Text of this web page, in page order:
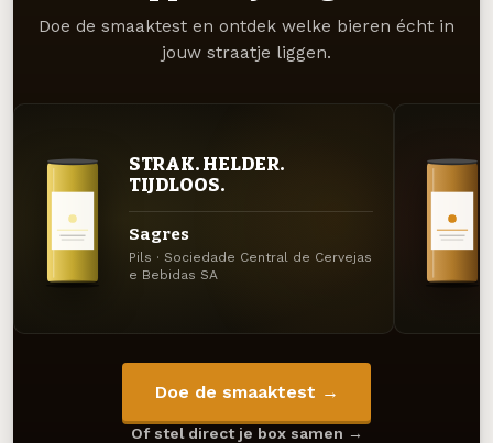
Doe de smaaktest en ontdek welke bieren écht in
jouw straatje liggen.
STRAK. HELDER.
TIJDLOOS.
Sagres
Pils · Sociedade Central de Cervejas
e Bebidas SA
Doe de smaaktest →
Of stel direct je box samen →